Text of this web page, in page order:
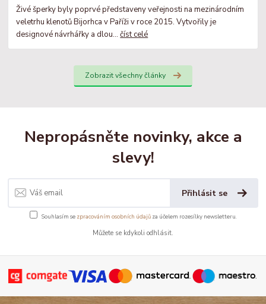
Živé šperky byly poprvé představeny veřejnosti na mezinárodním
veletrhu klenotů Bijorhca v Paříži v roce 2015. Vytvořily je
designové návrhářky a dlou...číst celé
Zobrazit všechny články
Nepropásněte novinky, akce a
slevy!
Přihlásit se
Souhlasím se zpracováním osobních údajůza účelem rozesílky newsletteru.
Můžete se kdykoli odhlásit.